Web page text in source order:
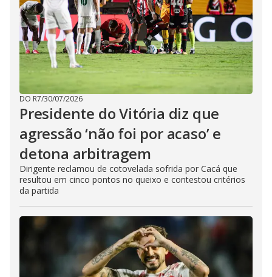
DO R7/30/07/2026
Presidente do Vitória diz que
agressão ‘não foi por acaso’ e
detona arbitragem
Dirigente reclamou de cotovelada sofrida por Cacá que
resultou em cinco pontos no queixo e contestou critérios
da partida